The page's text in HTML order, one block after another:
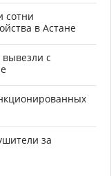
сотни
в Астане
с
за